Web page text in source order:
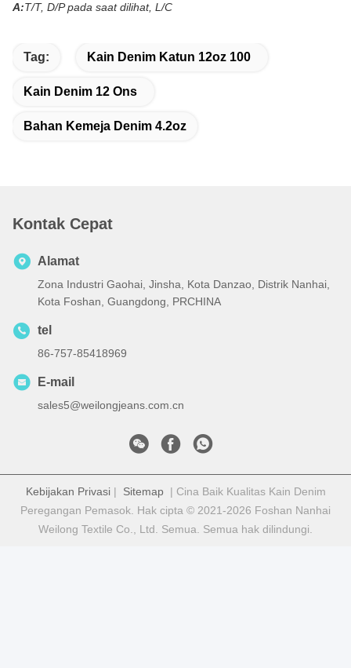
A:T/T, D/P pada saat dilihat, L/C
Tag: Kain Denim Katun 12oz 100
Kain Denim 12 Ons
Bahan Kemeja Denim 4.2oz
Kontak Cepat
Alamat
Zona Industri Gaohai, Jinsha, Kota Danzao, Distrik Nanhai,
Kota Foshan, Guangdong, PRCHINA
tel
86-757-85418969
E-mail
sales5@weilongjeans.com.cn
Kebijakan Privasi| Sitemap| Cina Baik Kualitas Kain Denim
Peregangan Pemasok. Hak cipta © 2021-2026 Foshan Nanhai
Weilong Textile Co., Ltd. Semua. Semua hak dilindungi.